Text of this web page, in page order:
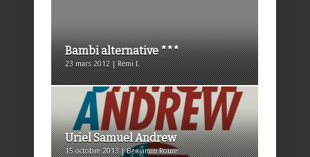
Bambi alternative ***
23 mars 2012 | Rémi I.
Uriel Samuel Andrew
15 octobre 2013 | Benjamin Roure